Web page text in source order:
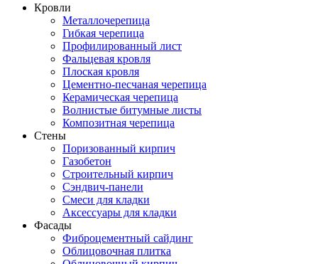
Кровли
Металлочерепица
Гибкая черепица
Профилированный лист
Фальцевая кровля
Плоская кровля
Цементно-песчаная черепица
Керамическая черепица
Волнистые битумные листы
Композитная черепица
Стены
Поризованный кирпич
Газобетон
Строительный кирпич
Сэндвич-панели
Смеси для кладки
Аксессуары для кладки
Фасады
Фиброцементный сайдинг
Облицовочная плитка